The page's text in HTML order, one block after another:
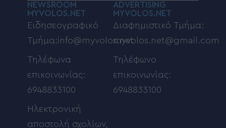
NEWSROOM
MYVOLOS.NET
Ειδησεογραφικό
Τμήμα:info@myvolos.net
Τηλέφωνα
επικοινωνίας:
6948833100
Ηλεκτρονική
αποστολή σχολίων,
ADVERTISING
MYVOLOS.NET
Διαφημιστικό Τμήμα:
myvolos.net@gmail.com
Τηλέφωνο
επικοινωνίας:
6948833100